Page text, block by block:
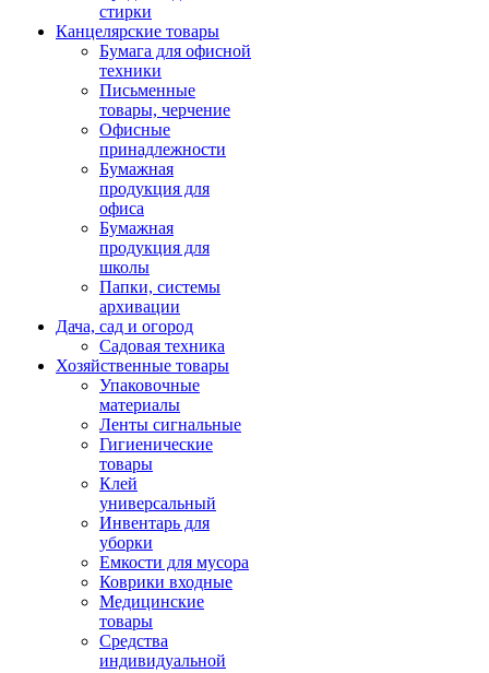
стирки
Канцелярские товары
Бумага для офисной
техники
Письменные
товары, черчение
Офисные
принадлежности
Бумажная
продукция для
офиса
Бумажная
продукция для
школы
Папки, системы
архивации
Дача, сад и огород
Садовая техника
Хозяйственные товары
Упаковочные
материалы
Ленты сигнальные
Гигиенические
товары
Клей
универсальный
Инвентарь для
уборки
Емкости для мусора
Коврики входные
Медицинские
товары
Средства
индивидуальной